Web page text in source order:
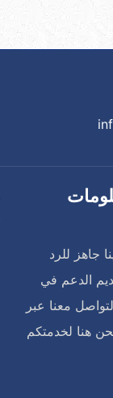
جاهز للرد
الدعم في
معنا عبر
هنا لخدمتكم